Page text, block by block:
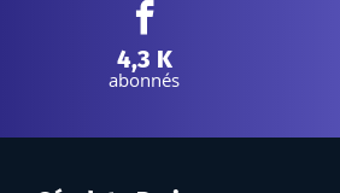
Facebook :
4,3 K
abonnés